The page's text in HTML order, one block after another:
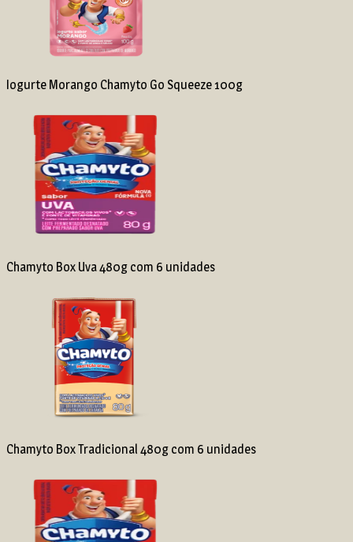
Iogurte Morango Chamyto Go Squeeze 100g
Chamyto Box Uva 480g com 6 unidades
Chamyto Box Tradicional 480g com 6 unidades